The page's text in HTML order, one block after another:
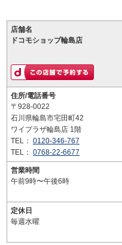
店舗名
ドコモショップ輪島店
住所/電話番号
〒928-0022
石川県輪島市宅田町42
ワイプラザ輪島店 1階
TEL： 0120-346-767
TEL： 0768-22-6677
営業時間
午前9時〜午後6時
定休日
毎週水曜